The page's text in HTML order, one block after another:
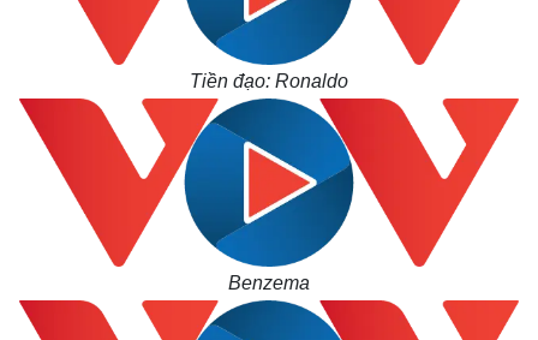
Vụ án
Quân sự - Quốc phòng
Vũ khí
Tiền đạo: Ronaldo
Benzema